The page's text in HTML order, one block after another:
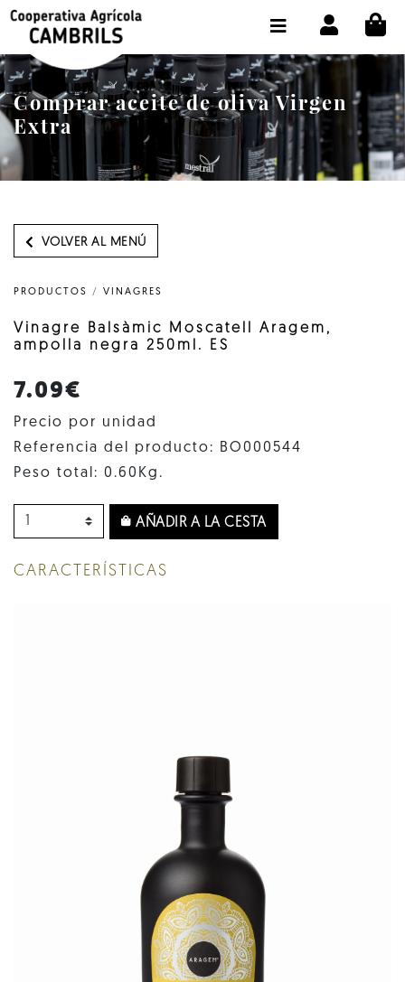
Comprar aceite de oliva Virgen
Extra
VOLVER AL MENÚ
PRODUCTOS / VINAGRES
Vinagre Balsàmic Moscatell Aragem,
ampolla negra 250ml. ES
7.09€
Precio por unidad
Referencia del producto: BO000544
Peso total: 0.60Kg.
AÑADIR A LA CESTA
CARACTERÍSTICAS
TIENDA COMPRA ONLINE
LA COOPERATIVA
OLEOTOUR
PRODUCTOS
NUESTRO ACEITE
SELECCIONAR IDIOMA :